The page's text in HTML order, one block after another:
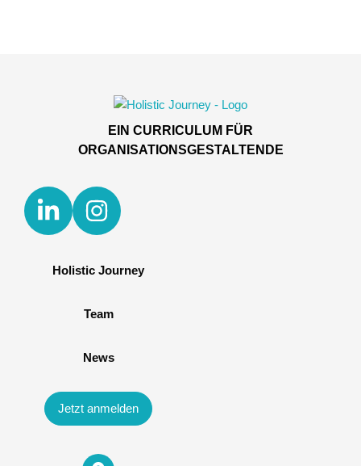
EIN CURRICULUM FÜR
ORGANISATIONSGESTALTENDE
Holistic Journey
Team
News
Jetzt anmelden